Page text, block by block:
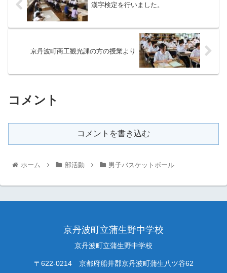
漢字検定を行いました。
京丹波町商工観光課の方の授業より
コメント
コメントを書き込む
ホーム 部活動 男子バスケットボール
京丹波町立蒲生野中学校
京丹波町立蒲生野中学校
〒622-0214 京都府船井郡京丹波町蒲生八ツ谷62